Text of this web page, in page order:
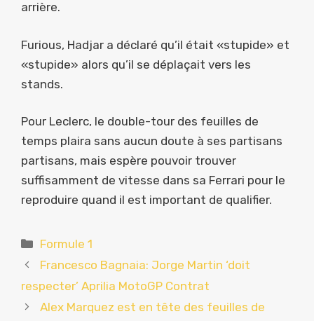
arrière.
Furious, Hadjar a déclaré qu’il était «stupide» et
«stupide» alors qu’il se déplaçait vers les
stands.
Pour Leclerc, le double-tour des feuilles de
temps plaira sans aucun doute à ses partisans
partisans, mais espère pouvoir trouver
suffisamment de vitesse dans sa Ferrari pour le
reproduire quand il est important de qualifier.
Catégories
Formule 1
Francesco Bagnaia: Jorge Martin ‘doit
respecter’ Aprilia MotoGP Contrat
Alex Marquez est en tête des feuilles de